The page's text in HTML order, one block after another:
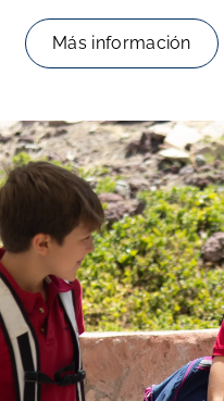
Más información